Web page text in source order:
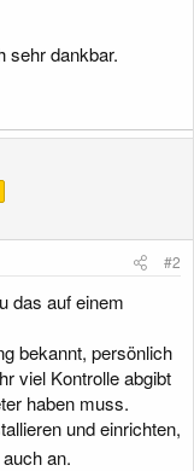
sehr dankbar.
#2
das auf einem
bekannt, persönlich
viel Kontrolle abgibt
haben muss.
und einrichten,
an.